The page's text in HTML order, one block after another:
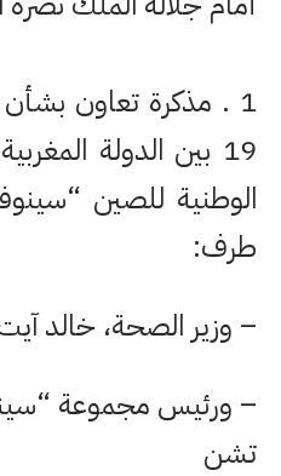
1 . مذكرة تعاون
19 بين الدولة
الوطنية للصين
طرف:
– وزير الصحة، خالد
– ورئيس مجموعة
تشن